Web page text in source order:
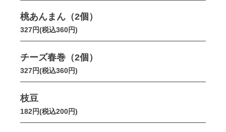
桃あんまん（2個）
327円(税込360円)
チーズ春巻（2個）
327円(税込360円)
枝豆
182円(税込200円)